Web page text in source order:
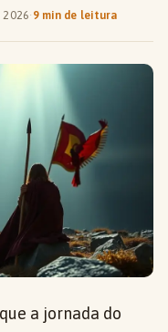
· 9 min de leitura
a jornada do